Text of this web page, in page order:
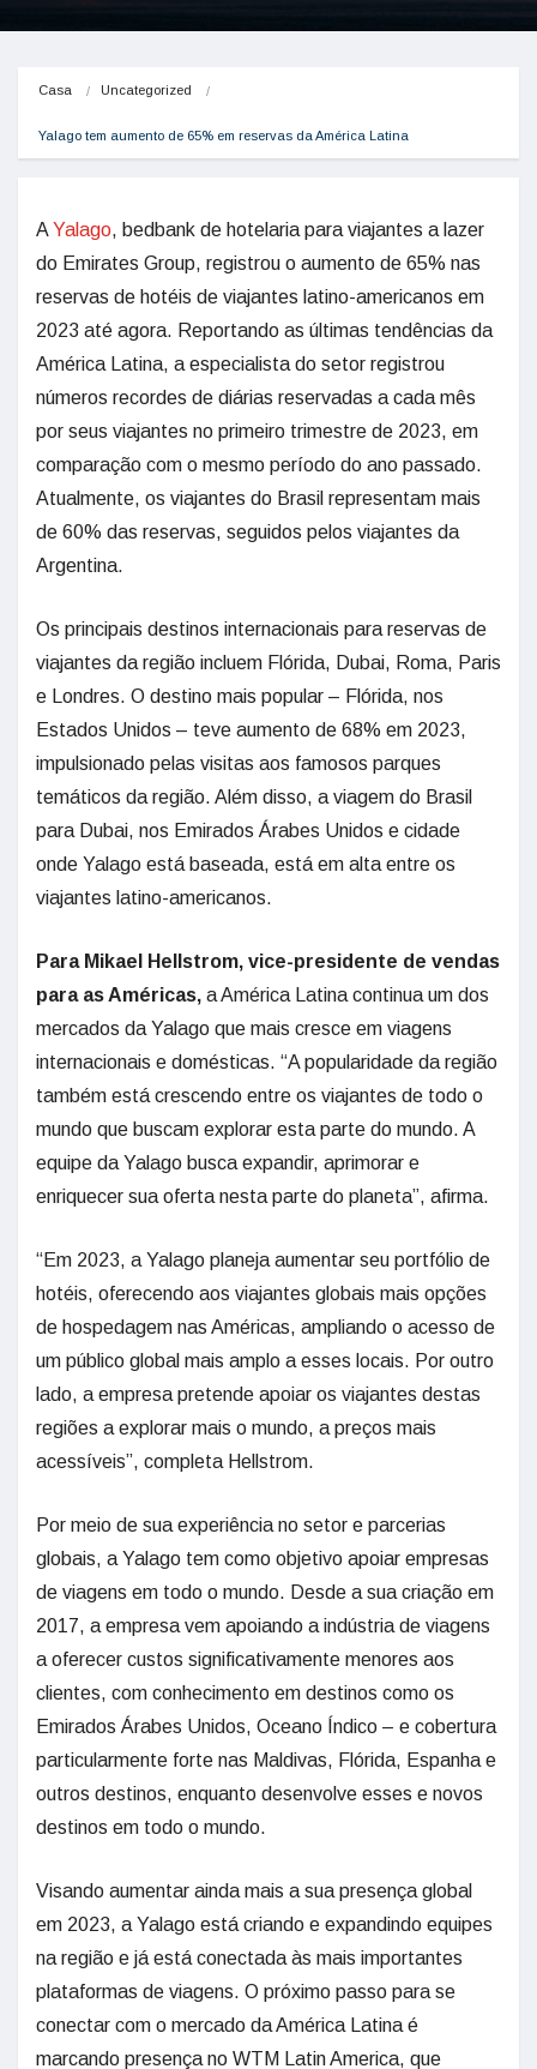
Casa Uncategorized
Yalago tem aumento de 65% em reservas da América Latina
A Yalago, bedbank de hotelaria para viajantes a lazer
do Emirates Group, registrou o aumento de 65% nas
reservas de hotéis de viajantes latino-americanos em
2023 até agora. Reportando as últimas tendências da
América Latina, a especialista do setor registrou
números recordes de diárias reservadas a cada mês
por seus viajantes no primeiro trimestre de 2023, em
comparação com o mesmo período do ano passado.
Atualmente, os viajantes do Brasil representam mais
de 60% das reservas, seguidos pelos viajantes da
Argentina.
Os principais destinos internacionais para reservas de
viajantes da região incluem Flórida, Dubai, Roma, Paris
e Londres. O destino mais popular – Flórida, nos
Estados Unidos – teve aumento de 68% em 2023,
impulsionado pelas visitas aos famosos parques
temáticos da região. Além disso, a viagem do Brasil
para Dubai, nos Emirados Árabes Unidos e cidade
onde Yalago está baseada, está em alta entre os
viajantes latino-americanos.
Para Mikael Hellstrom, vice-presidente de vendas
para as Américas, a América Latina continua um dos
mercados da Yalago que mais cresce em viagens
internacionais e domésticas. “A popularidade da região
também está crescendo entre os viajantes de todo o
mundo que buscam explorar esta parte do mundo. A
equipe da Yalago busca expandir, aprimorar e
enriquecer sua oferta nesta parte do planeta”, afirma.
“Em 2023, a Yalago planeja aumentar seu portfólio de
hotéis, oferecendo aos viajantes globais mais opções
de hospedagem nas Américas, ampliando o acesso de
um público global mais amplo a esses locais. Por outro
lado, a empresa pretende apoiar os viajantes destas
regiões a explorar mais o mundo, a preços mais
acessíveis”, completa Hellstrom.
Por meio de sua experiência no setor e parcerias
globais, a Yalago tem como objetivo apoiar empresas
de viagens em todo o mundo. Desde a sua criação em
2017, a empresa vem apoiando a indústria de viagens
a oferecer custos significativamente menores aos
clientes, com conhecimento em destinos como os
Emirados Árabes Unidos, Oceano Índico – e cobertura
particularmente forte nas Maldivas, Flórida, Espanha e
outros destinos, enquanto desenvolve esses e novos
destinos em todo o mundo.
Visando aumentar ainda mais a sua presença global
em 2023, a Yalago está criando e expandindo equipes
na região e já está conectada às mais importantes
plataformas de viagens. O próximo passo para se
conectar com o mercado da América Latina é
marcando presença no WTM Latin America, que